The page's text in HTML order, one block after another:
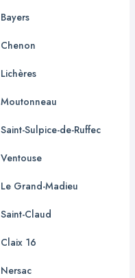
Bayers
Chenon
Lichères
Moutonneau
Saint-Sulpice-de-Ruffec
Ventouse
Le Grand-Madieu
Saint-Claud
Claix 16
Nersac